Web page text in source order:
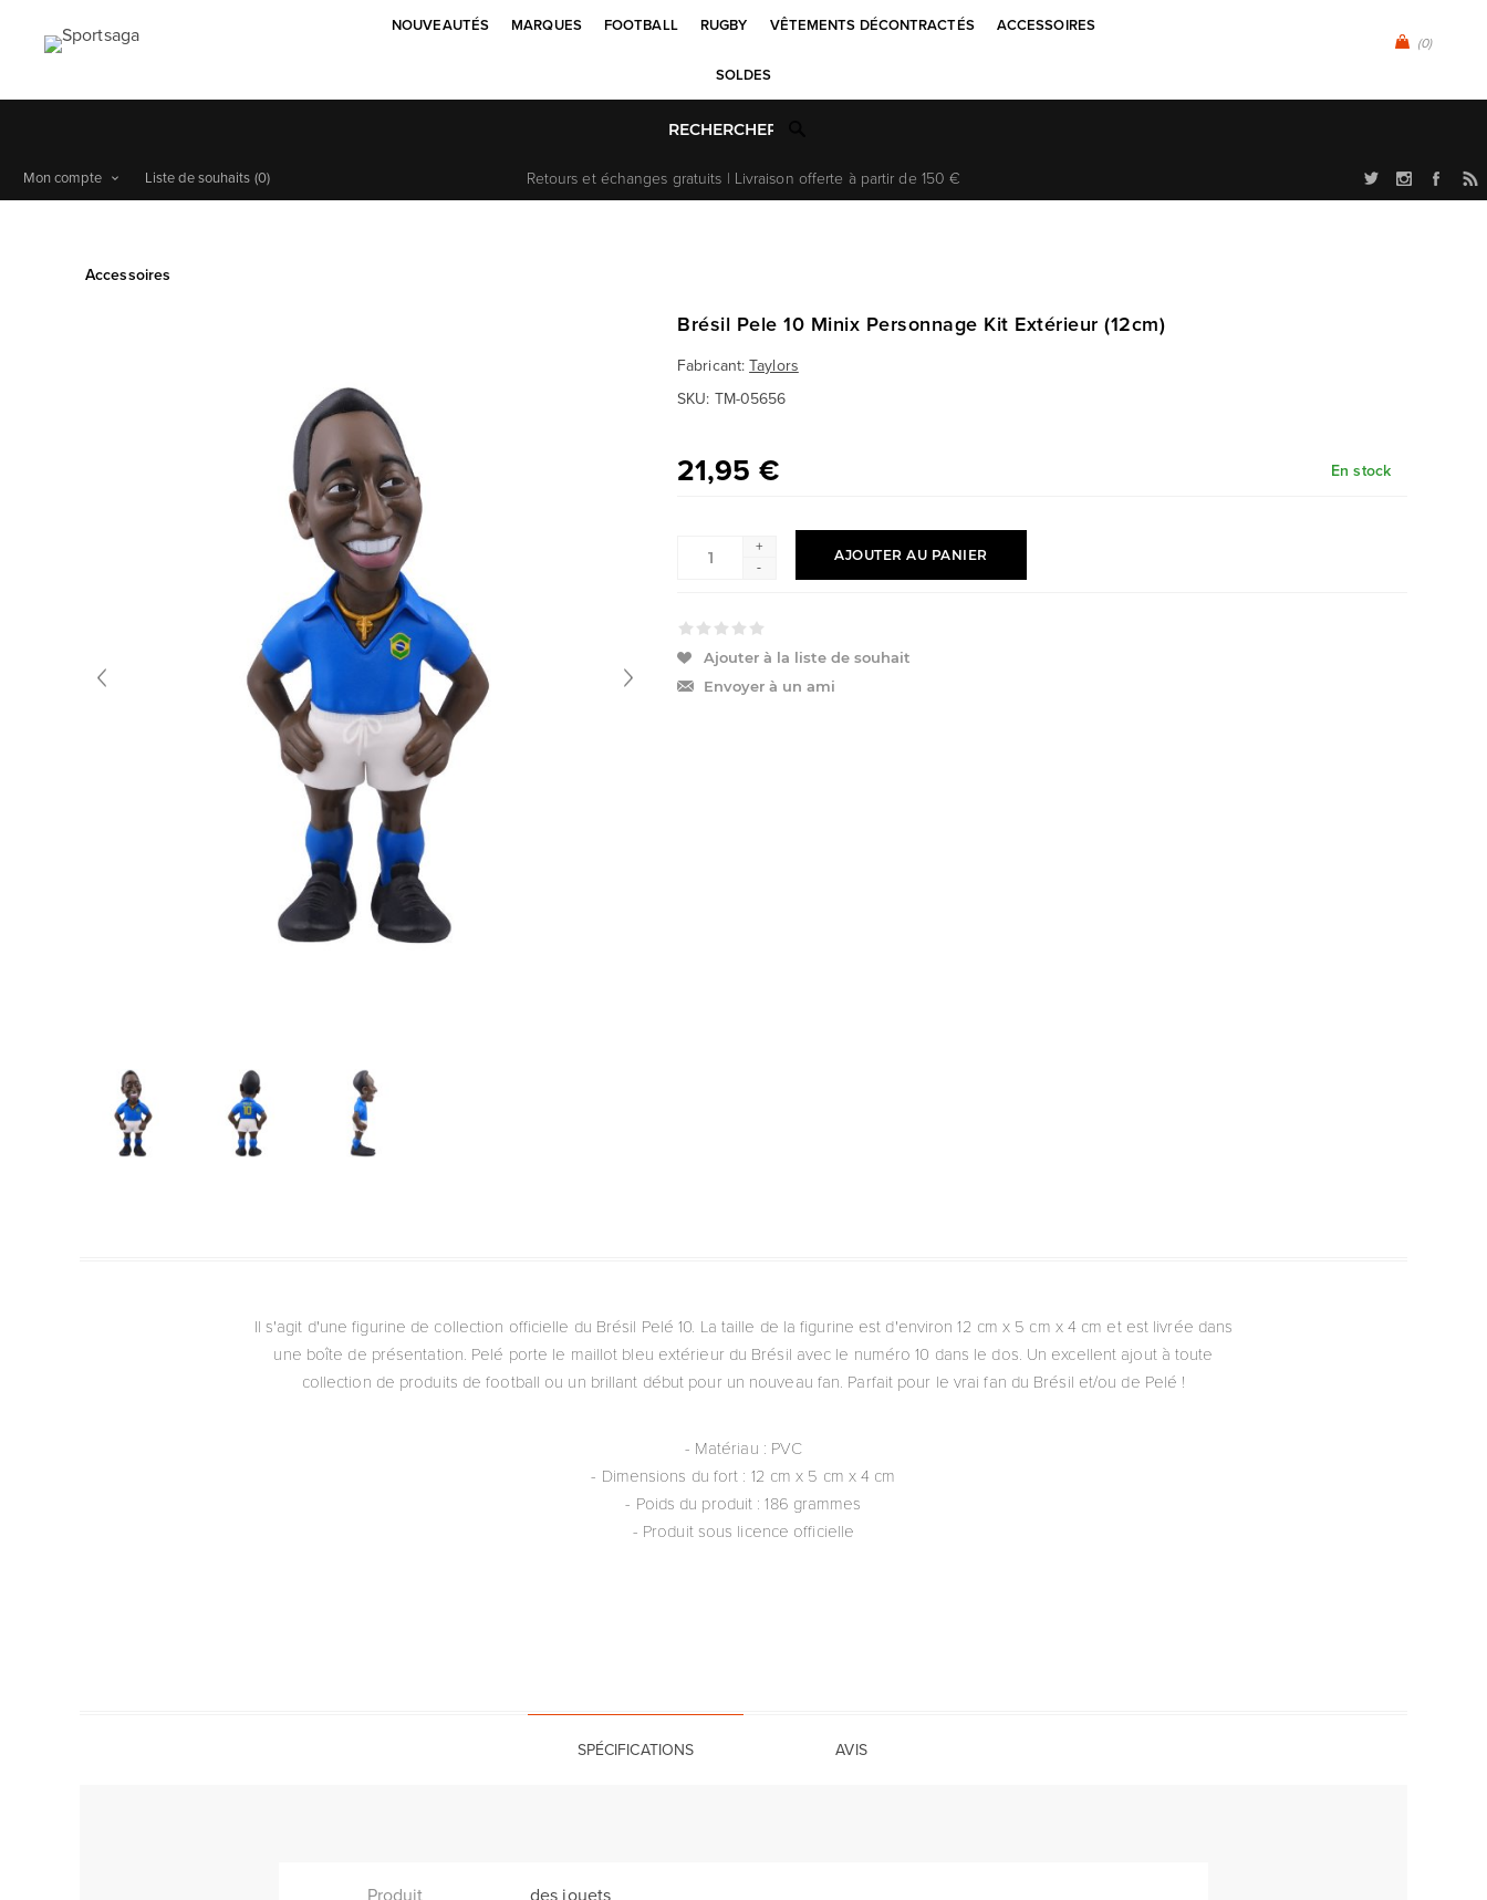
(0)
NOUVEAUTÉS MARQUES FOOTBALL RUGBY VÊTEMENTS DÉCONTRACTÉS ACCESSOIRES
SOLDES
Retours et échanges gratuits | Livraison offerte à partir de 150 €
Mon compte Liste de souhaits (0)
Accessoires
Brésil Pele 10 Minix Personnage Kit Extérieur (12cm)
Fabricant:Taylors
SKU: TM-05656
21,95 € En stock
+
-
AJOUTER AU PANIER
Ajouter à la liste de souhait
Envoyer à un ami
Il s'agit d'une figurine de collection officielle du Brésil Pelé 10. La taille de la figurine est d'environ 12 cm x 5 cm x 4 cm et est livrée dans
une boîte de présentation. Pelé porte le maillot bleu extérieur du Brésil avec le numéro 10 dans le dos. Un excellent ajout à toute
collection de produits de football ou un brillant début pour un nouveau fan. Parfait pour le vrai fan du Brésil et/ou de Pelé !
- Matériau : PVC
- Dimensions du fort : 12 cm x 5 cm x 4 cm
- Poids du produit : 186 grammes
- Produit sous licence officielle
SPÉCIFICATIONS AVIS